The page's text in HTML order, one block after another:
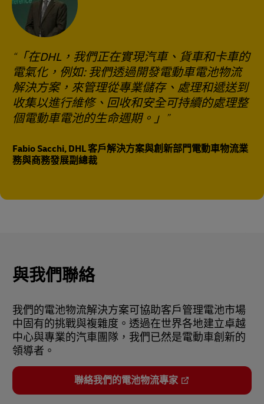
「在DHL，我們正在實現汽車、貨車和卡車的
電氣化，例如: 我們透過開發電動車電池物流
解決方案，來管理從專業儲存、處理和遞送到
收集以進行維修、回收和安全可持續的處理整
個電動車電池的生命​​週期。」
Fabio Sacchi, DHL 客戶解決方案與創新部門電動車物流業
務與商務發展副總裁
與我們聯絡
我們的電池物流解決方案可協助客戶管理電池市場
中固有的挑戰與複雜度。透過在世界各地建立卓越
中心與專業的汽車團隊，我們已然是電動車創新的
領導者。
聯絡我們的電池物流專家